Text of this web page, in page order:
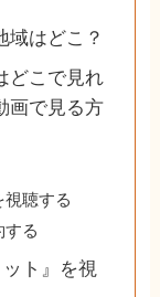
域はどこ？
どこで見れ
画で見る方
視聴する
する
ト』を視